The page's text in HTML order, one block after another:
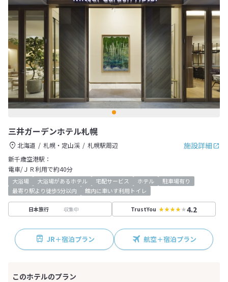
三井ガーデンホテル札幌
施設詳細
北海道 札幌・定山渓
札幌駅周辺
新千歳空港駅：
電車/ＪＲ利用で約40分
大浴場 大浴場があるホテル 宅配サービス ホテル
駐車場有り
最寄り駅より徒歩5分以内
館内に車いす利用トイレ
日本旅行 収集中 TrustYou 4.2
JR＋宿泊プラン 航空＋宿泊プラン